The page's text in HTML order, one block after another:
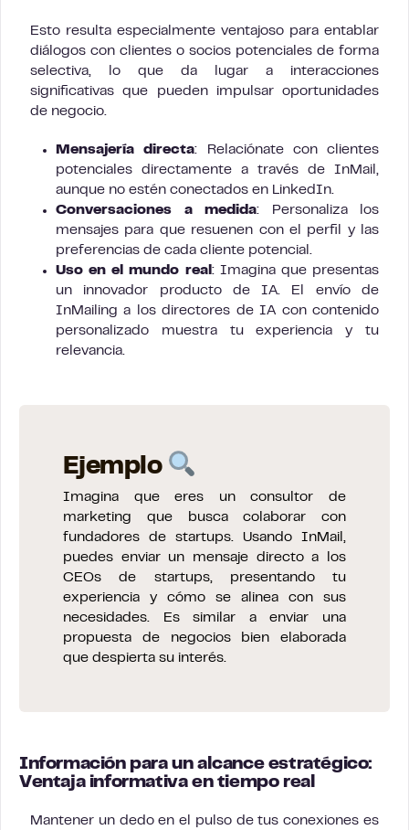
Esto resulta especialmente ventajoso para entablar
diálogos con clientes o socios potenciales de forma
selectiva, lo que da lugar a interacciones
significativas que pueden impulsar oportunidades
de negocio.
Mensajería directa: Relaciónate con clientes
potenciales directamente a través de InMail,
aunque no estén conectados en LinkedIn.
Conversaciones a medida: Personaliza los
mensajes para que resuenen con el perfil y las
preferencias de cada cliente potencial.
Uso en el mundo real : Imagina que presentas
un innovador producto de IA. El envío de
InMailing a los directores de IA con contenido
personalizado muestra tu experiencia y tu
relevancia.
Ejemplo
Imagina que eres un consultor de
marketing que busca colaborar con
fundadores de startups. Usando InMail,
puedes enviar un mensaje directo a los
CEOs de startups, presentando tu
experiencia y cómo se alinea con sus
necesidades. Es similar a enviar una
propuesta de negocios bien elaborada
que despierta su interés.
Información para un alcance estratégico:
Ventaja informativa en tiempo real
Mantener un dedo en el pulso de tus conexiones es